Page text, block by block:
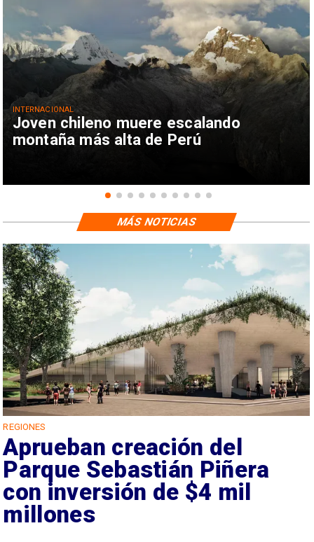
Joven chileno muere escalando
montaña más alta de Perú
INTERNACIONAL
REGIONES
Aprueban creación del
Parque Sebastián Piñera
con inversión de $4 mil
millones
MÁS NOTICIAS